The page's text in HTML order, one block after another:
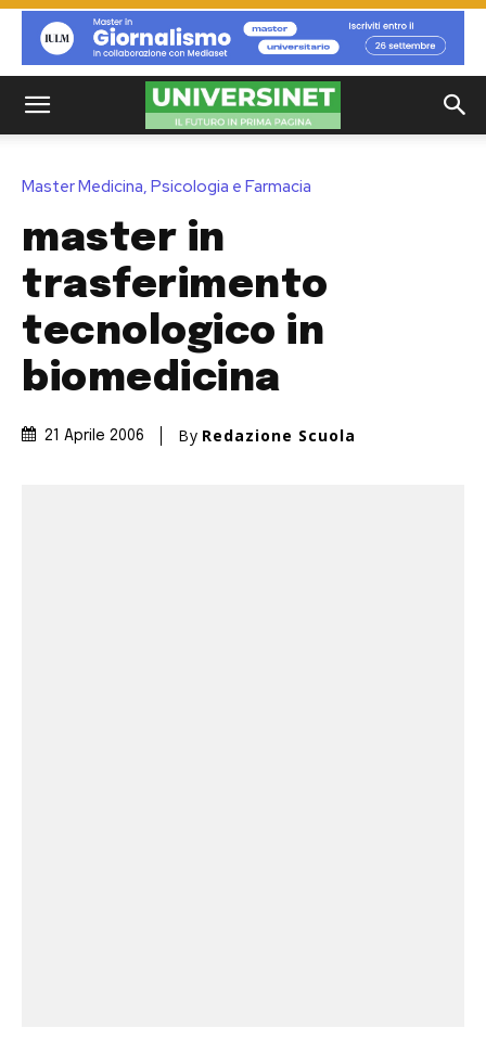
Master Medicina, Psicologia e Farmacia
master in
trasferimento
tecnologico in
biomedicina
21 Aprile 2006 By Redazione Scuola